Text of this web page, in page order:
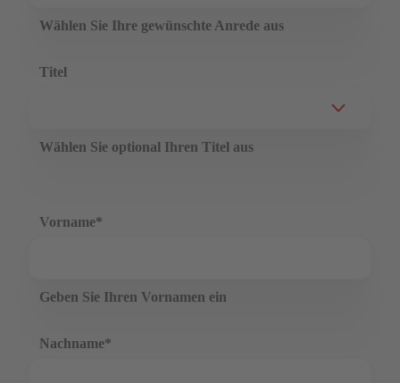
Wählen Sie Ihre gewünschte Anrede aus
Titel
Wählen Sie optional Ihren Titel aus
Vorname*
Geben Sie Ihren Vornamen ein
Nachname*